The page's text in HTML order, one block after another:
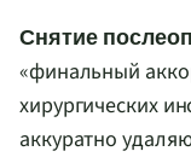
Снятие
«финальный
хирургических
аккуратно